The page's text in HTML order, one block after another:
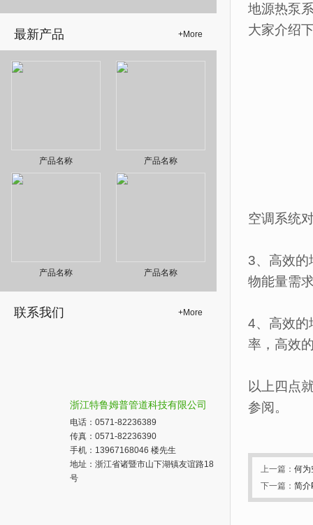
地源热泵
大家介绍
空调系统
3、高效的
物能量需
4、高效的
率，高效
以上四点
参阅。
上一篇： 何为
下一篇： 简介
+More
最新产品
产品名称 产品名称
产品名称 产品名称
+More
联系我们
浙江特鲁姆普管道科技有限公司
电话：0571-82236389
传真：0571-82236390
手机：13967168046 楼先生
地址：浙江省诸暨市山下湖镇友谊路18
号